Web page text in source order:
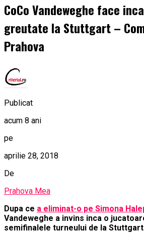
CoCo Vandeweghe face
greutate la Stuttgart –
Prahova
Publicat
acum 8 ani
pe
aprilie 28, 2018
De
Prahova Mea
Dupa ce a eliminat-o pe Simona
Vandeweghe a invins inca o
semifinalele turneului de la